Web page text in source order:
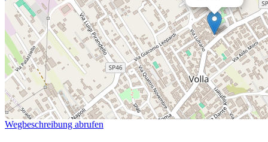
Wegbeschreibung abrufen